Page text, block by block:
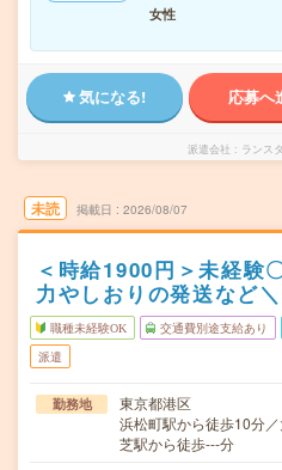
女性
気になる! 応募へ
派遣会社 ランス
未読 掲載日 2026/08/07
＜時給1900円＞未経験
力やしおりの発送など
職種未経験OK 交通費別途支給あり
派遣
勤務地
東京都港区
浜松町駅から徒歩10分
芝駅から徒歩---分